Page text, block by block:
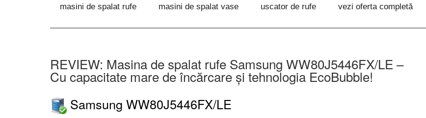
masini de spalat rufe masini de spalat vase uscator de rufe vezi oferta completă
REVIEW: Masina de spalat rufe Samsung WW80J5446FX/LE –
Cu capacitate mare de încărcare și tehnologia EcoBubble!
Samsung WW80J5446FX/LE